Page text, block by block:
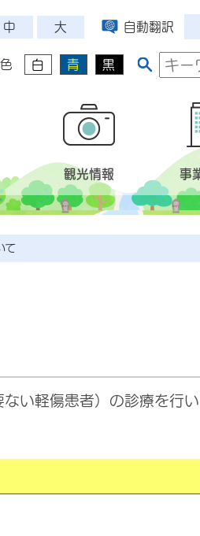
中 大 自動翻訳
白 青 黒
観光情報 事
て
い軽傷患者）の診療を行い